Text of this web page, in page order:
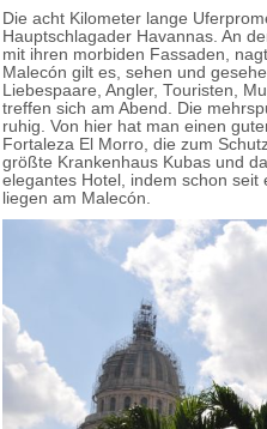
Die acht Kilometer lange
Hauptschlagader Havannas. An
mit ihren morbiden Fassaden,
Malecón gilt es, sehen und
Liebespaare, Angler, Touristen,
treffen sich am Abend. Die
ruhig. Von hier hat man einen
Fortaleza El Morro, die zum
größte Krankenhaus Kubas und
elegantes Hotel, indem schon
liegen am Malecón.